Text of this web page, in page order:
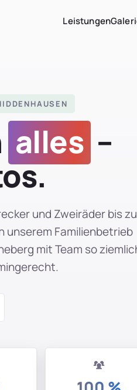
Leistungen
alles –
und Zweiräder bis zu
unserem Familienbetrieb
mit Team so